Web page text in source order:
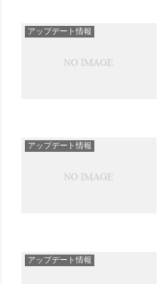
アップデート情報
アップデート情報
アップデート情報